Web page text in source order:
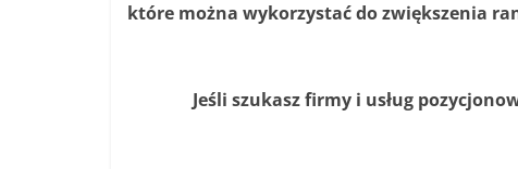
które można wykorzystać do zwiększenia
Jeśli szukasz firmy i usług